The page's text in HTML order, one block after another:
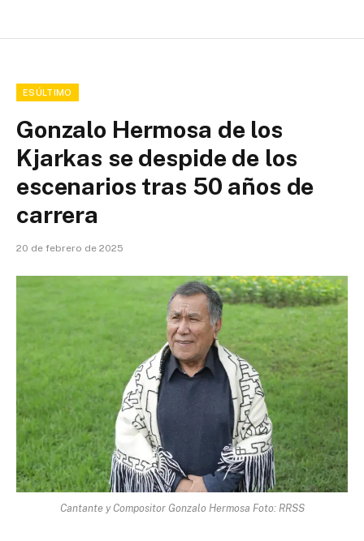
ESÚLTIMO
Gonzalo Hermosa de los
Kjarkas se despide de los
escenarios tras 50 años de
carrera
20 de febrero de 2025
Cantante y Compositor Gonzalo Hermosa Foto: RRSS